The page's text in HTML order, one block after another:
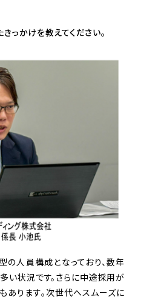
っかけを教えてください。
の人員構成となっており、数年
い状況です。さらに中途採用が
あります。次世代へスムーズに